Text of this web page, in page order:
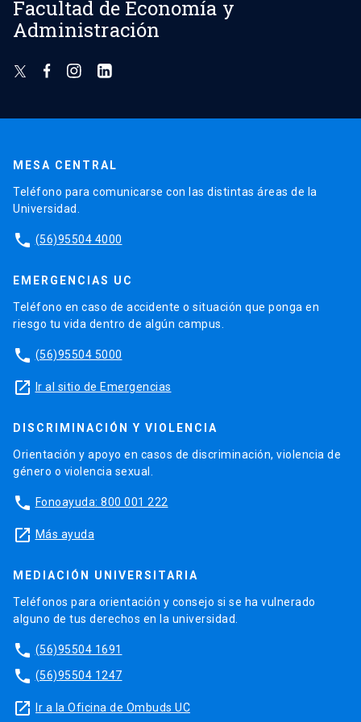
Facultad de Economía y
Administración
MESA CENTRAL
Teléfono para comunicarse con las distintas áreas de la
Universidad.
phone (56)95504 4000
EMERGENCIAS UC
Teléfono en caso de accidente o situación que ponga en
riesgo tu vida dentro de algún campus.
phone (56)95504 5000
launch Ir al sitio de Emergencias
DISCRIMINACIÓN Y VIOLENCIA
Orientación y apoyo en casos de discriminación, violencia de
género o violencia sexual.
phone Fonoayuda: 800 001 222
launch Más ayuda
MEDIACIÓN UNIVERSITARIA
Teléfonos para orientación y consejo si se ha vulnerado
alguno de tus derechos en la universidad.
phone (56)95504 1691
phone (56)95504 1247
launch Ir a la Oficina de Ombuds UC